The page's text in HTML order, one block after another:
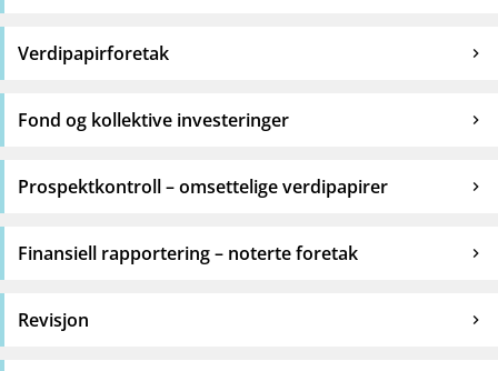
Verdipapirforetak
Fond og kollektive investeringer
Prospektkontroll – omsettelige verdipapirer
Finansiell rapportering – noterte foretak
Revisjon